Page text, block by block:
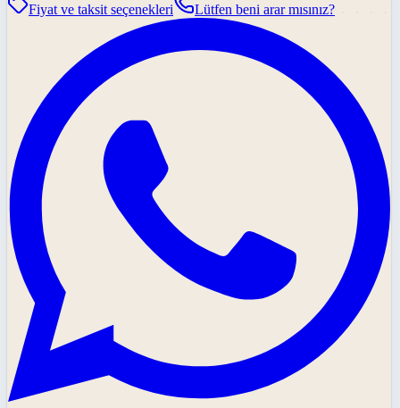
Fiyat ve taksit seçenekleri
Lütfen beni arar mısınız?